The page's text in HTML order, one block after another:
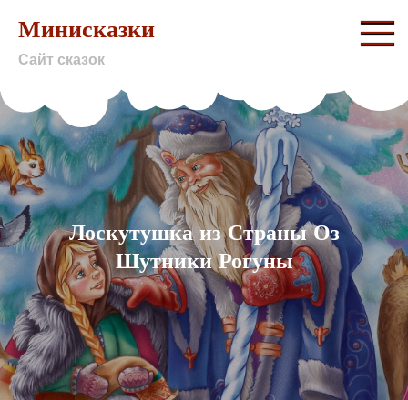
content
Минисказки
Сайт сказок
Лоскутушка из Страны Оз
Шутники Рогуны